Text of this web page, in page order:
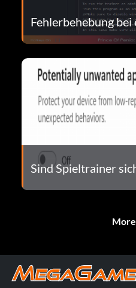
Fehlerbehebung
Sind Spieltrainer